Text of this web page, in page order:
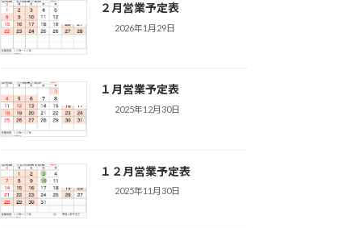
２月営業予定表
2026年1月29日
１月営業予定表
2025年12月30日
１２月営業予定表
2025年11月30日